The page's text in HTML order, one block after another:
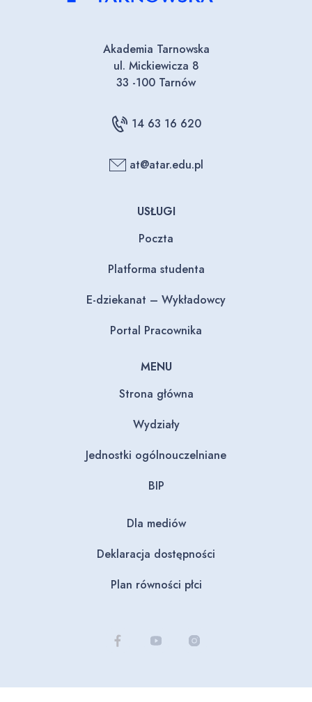
Akademia Tarnowska
ul. Mickiewicza 8
33 -100 Tarnów
14 63 16 620
at@atar.edu.pl
USŁUGI
Poczta
Platforma studenta
E-dziekanat – Wykładowcy
Portal Pracownika
MENU
Strona główna
Wydziały
Jednostki ogólnouczelniane
BIP
Dla mediów
Deklaracja dostępności
Plan równości płci